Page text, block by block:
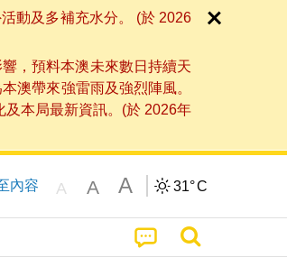
動及多補充水分。 (於 2026
，預料本澳未來數日持續天
澳帶來強雷雨及強烈陣風。
本局最新資訊。(於 2026年
內容 A A A 31°C